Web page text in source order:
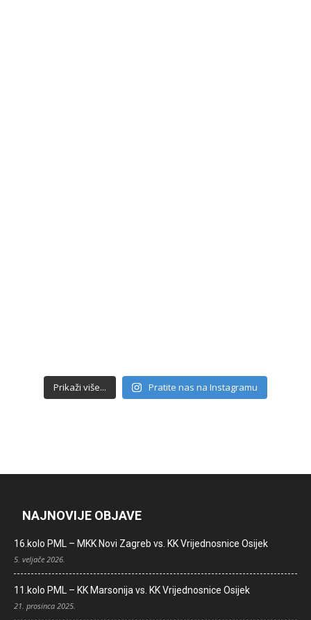
Prikaži više... Pratite nas na Instagramu
NAJNOVIJE OBJAVE
16.kolo PML – MKK Novi Zagreb vs. KK Vrijednosnice Osijek
5. veljače 2026.
11.kolo PML – KK Marsonija vs. KK Vrijednosnice Osijek
21. prosinca 2025.